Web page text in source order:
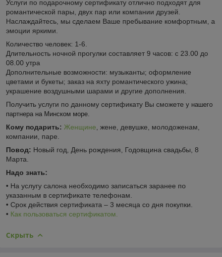
Услуги по подарочному сертификату отлично подходят для
романтической пары, двух пар или компании друзей.
Наслаждайтесь, мы сделаем Ваше пребывание комфортным, а
эмоции яркими.
Количество человек: 1-6.
Длительность ночной прогулки составляет 9 часов: с 23.00 до
08.00 утра
Дополнительные возможности: музыканты; оформление
цветами и букеты; заказ на яхту романтического ужина;
украшение воздушными шарами и другие дополнения.
Получить услуги по данному сертификату Вы сможете у нашего
партнера на Минском море
Кому подарить: Женщине , жене, девушке, молодоженам,
компании, паре.
Повод: Новый год, День рождения, Годовщина свадьбы, 8
Марта.
Надо знать:
• На услугу салона необходимо записаться заранее по
указанным в сертификате телефонам.
• Срок действия сертификата – 3 месяца со дня покупки.
• Как пользоваться сертификатом.
Скрыть